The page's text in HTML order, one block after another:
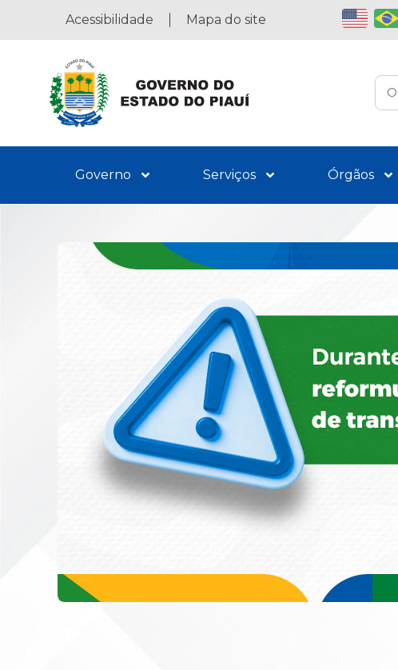
Acessibilidade Mapa do site
Governo Serviços Órgãos